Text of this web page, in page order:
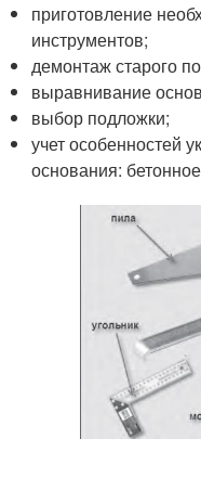
приготовление
инструментов;
демонтаж старого
выравнивание
выбор подложки;
учет особенностей
основания: